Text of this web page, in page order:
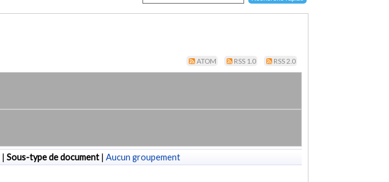
ATOM RSS 1.0 RSS 2.0
| Sous-type de document | Aucun groupement